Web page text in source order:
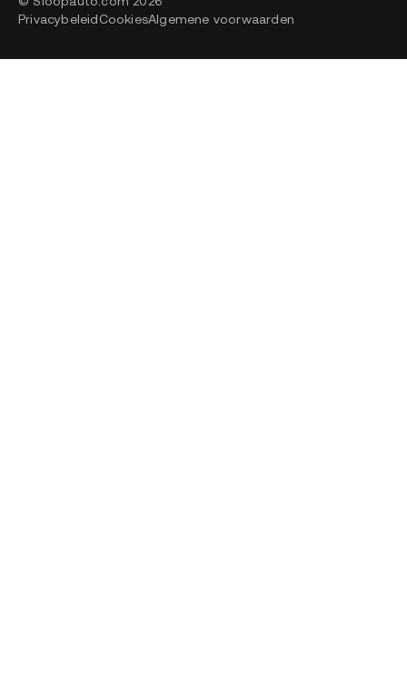
Privacybeleid CookiesAlgemene voorwaarden